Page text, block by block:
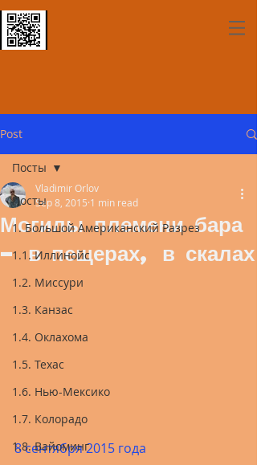
Post
Посты
1. Большой Американский Разрез
1.1. Иллинойс
1.2. Миссури
1.3. Канзас
1.4. Оклахома
1.5. Техас
1.6. Нью-Мексико
1.7. Колорадо
1.8. Вайоминг
Посты
Могилы племени бара
– в пещерах, в скалах
Vladimir Orlov
Sep 8, 2015 1 min read
8 сентября 2015 года